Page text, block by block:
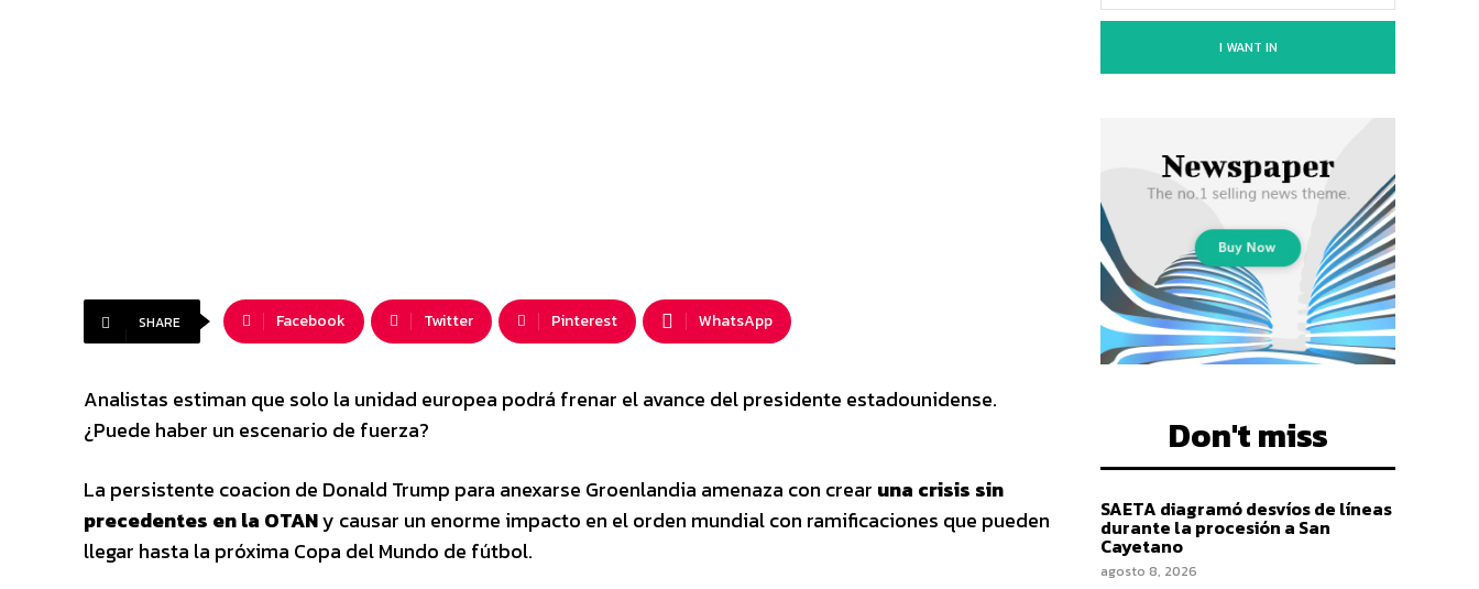
SHARE Facebook Twitter Pinterest WhatsApp
Analistas estiman que solo la unidad europea podrá frenar el avance del presidente estadounidense.
¿Puede haber un escenario de fuerza?
La persistente coacion de Donald Trump para anexarse Groenlandia amenaza con crear una crisis sin
precedentes en la OTANy causar un enorme impacto en el orden mundial con ramificaciones que pueden
llegar hasta la próxima Copa del Mundo de fútbol.
I WANT IN
Don't miss
SAETA diagramó desvíos de líneas
durante la procesión a San
Cayetano
agosto 8, 2026